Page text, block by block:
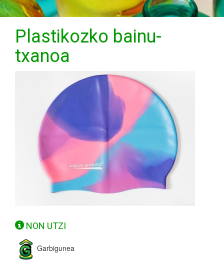
Plastikozko bainu-
txanoa
NON UTZI
Garbigunea